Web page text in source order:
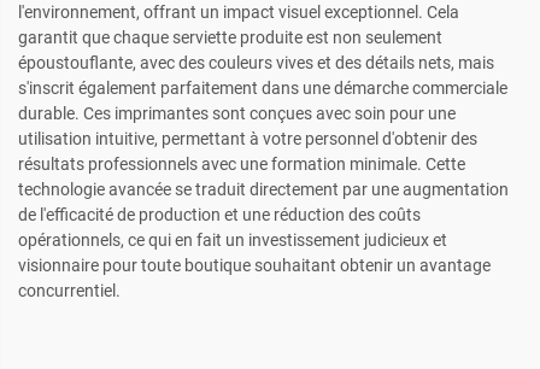
l'environnement, offrant un impact visuel exceptionnel. Cela
garantit que chaque serviette produite est non seulement
époustouflante, avec des couleurs vives et des détails nets, mais
s'inscrit également parfaitement dans une démarche commerciale
durable. Ces imprimantes sont conçues avec soin pour une
utilisation intuitive, permettant à votre personnel d'obtenir des
résultats professionnels avec une formation minimale. Cette
technologie avancée se traduit directement par une augmentation
de l'efficacité de production et une réduction des coûts
opérationnels, ce qui en fait un investissement judicieux et
visionnaire pour toute boutique souhaitant obtenir un avantage
concurrentiel.